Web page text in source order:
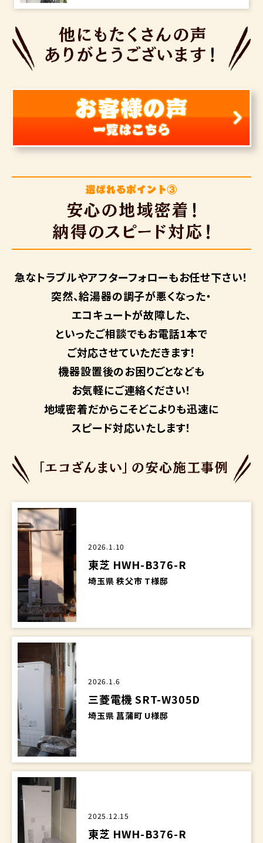
急なトラブルやアフターフォローもお任せ下さい！
突然、給湯器の調子が悪くなった・
エコキュートが故障した、
といったご相談でもお電話1本で
ご対応させていただきます！
機器設置後のお困りごとなども
お気軽にご連絡ください！
地域密着だからこそどこよりも迅速に
スピード対応いたします！
2026.1.10
東芝 HWH-B376-R
埼玉県 秩父市 T様邸
2026.1.6
三菱電機 SRT-W305D
埼玉県 菖蒲町 U様邸
2025.12.15
東芝 HWH-B376-R